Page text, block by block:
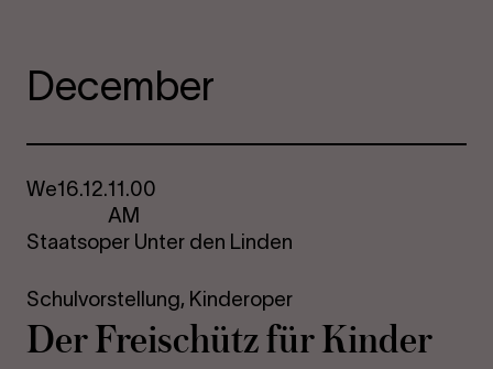
December
We16.12.11.00
AM
Staatsoper Unter den Linden
Schulvorstellung, Kinderoper
Der Freischütz für Kinder